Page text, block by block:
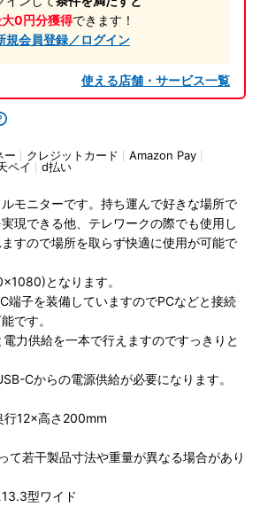
0円分獲得できます！
規会員登録／ログイン
使える店舗・サービス一覧
ー クレジットカード
Amazon Pay
ペイ d払い
モニターです。持ち運んで好きな場所で
現できる他、テレワークの際でも使用し
すので場所を取らず快適に使用が可能で
となります。
端子を装備していますのでPCなどと接続
です。
力供給を一本で行えますのですっきりと
Cからの電源供給が必要になります。
12×高さ200mm
て若干製品寸法や重量が異なる場合があり
型ワイド